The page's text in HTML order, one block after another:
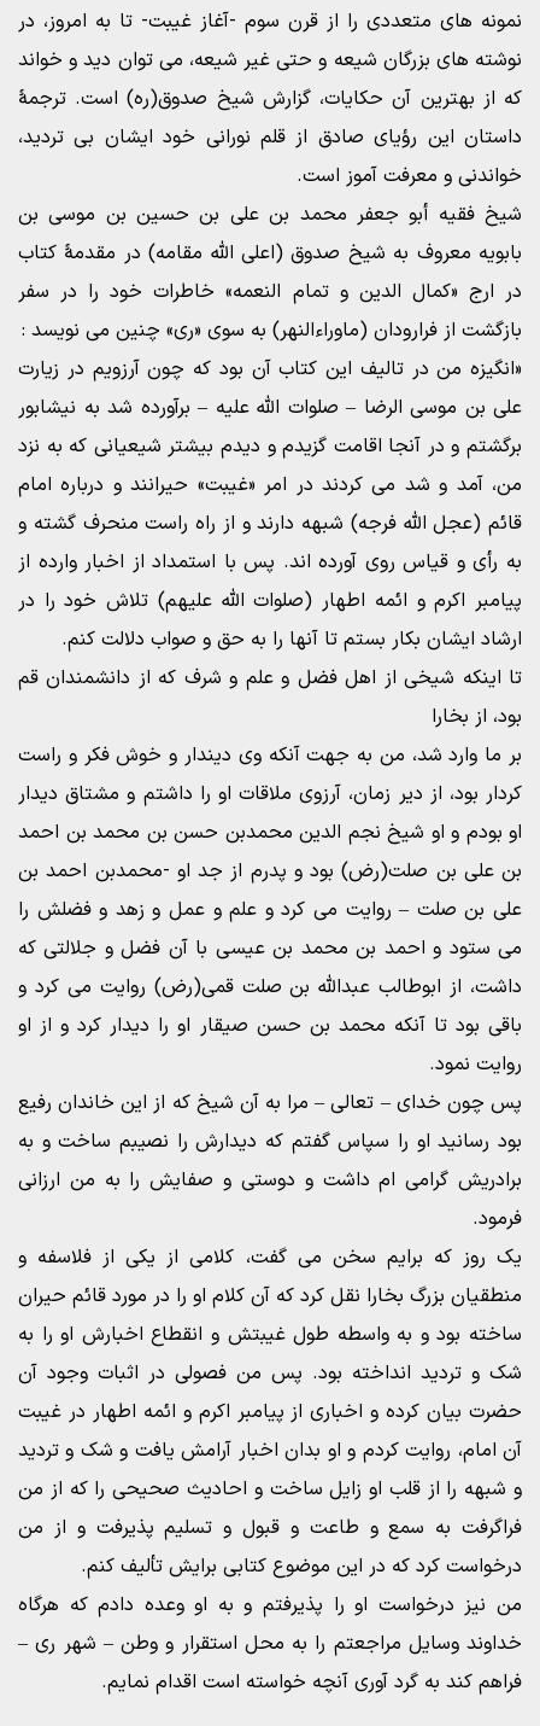
نمونه های متعددی را از قرن سوم -آغاز غیبت- تا به امروز، در
نوشته های بزرگان شیعه و حتی غیر شیعه، می توان دید و خواند
که از بهترین آن حکایات، گزارش شیخ صدوق(ره) است. ترجمۀ
داستان این رؤیای صادق از قلم نورانی خود ایشان بی تردید،
خواندنی و معرفت آموز است.
شیخ فقیه أبو جعفر محمد بن علی بن حسین بن موسی بن
بابویه معروف به شیخ صدوق (اعلی الله مقامه) در مقدمۀ کتاب
در ارج «کمال الدین و تمام النعمه» خاطرات خود را در سفر
بازگشت از فرارودان (ماوراءالنهر) به سوی «ری» چنین می نویسد :
«انگیزه من در تالیف این کتاب آن بود که چون آرزویم در زیارت
علی بن موسی الرضا – صلوات الله علیه – برآورده شد به نیشابور
برگشتم و در آنجا اقامت گزیدم و دیدم بیشتر شیعیانی که به نزد
من، آمد و شد می کردند در امر «غیبت» حیرانند و درباره امام
قائم (عجل الله فرجه) شبهه دارند و از راه راست منحرف گشته و
به رأی و قیاس روی آورده اند. پس با استمداد از اخبار وارده از
پیامبر اکرم و ائمه اطهار (صلوات الله علیهم) تلاش خود را در
ارشاد ایشان بکار بستم تا آنها را به حق و صواب دلالت کنم.
تا اینکه شیخی از اهل فضل و علم و شرف که از دانشمندان قم
بود، از بخارا
بر ما وارد شد، من به جهت آنکه وی دیندار و خوش فکر و راست
کردار بود، از دیر زمان، آرزوی ملاقات او را داشتم و مشتاق دیدار
او بودم و او شیخ نجم الدین محمدبن حسن بن محمد بن احمد
بن على بن صلت(رض) بود و پدرم از جد او -محمدبن احمد بن
علی بن صلت – روایت می کرد و علم و عمل و زهد و فضلش را
می ستود و احمد بن محمد بن عیسى با آن فضل و جلالتی که
داشت، از ابوطالب عبدالله بن صلت قمی(رض) روایت می کرد و
باقی بود تا آنکه محمد بن حسن صیقار او را دیدار کرد و از او
روایت نمود.
پس چون خدای – تعالى – مرا به آن شیخ که از این خاندان رفیع
بود رسانید او را سپاس گفتم که دیدارش را نصیبم ساخت و به
برادریش گرامی ام داشت و دوستی و صفایش را به من ارزانی
فرمود.
یک روز که برایم سخن می گفت، کلامی از یکی از فلاسفه و
منطقیان بزرگ بخارا نقل کرد که آن کلام او را در مورد قائم حیران
ساخته بود و به واسطه طول غیبتش و انقطاع اخبارش او را به
شک و تردید انداخته بود. پس من فصولی در اثبات وجود آن
حضرت بیان کرده و اخباری از پیامبر اکرم و ائمه اطهار در غیبت
آن امام، روایت کردم و او بدان اخبار آرامش یافت و شک و تردید
و شبهه را از قلب او زایل ساخت و احادیث صحیحی را که از من
فراگرفت به سمع و طاعت و قبول و تسلیم پذیرفت و از من
درخواست کرد که در این موضوع کتابی برایش تألیف کنم.
من نیز درخواست او را پذیرفتم و به او وعده دادم که هرگاه
خداوند وسایل مراجعتم را به محل استقرار و وطن – شهر ری –
فراهم کند به گرد آوری آنچه خواسته است اقدام نمایم.